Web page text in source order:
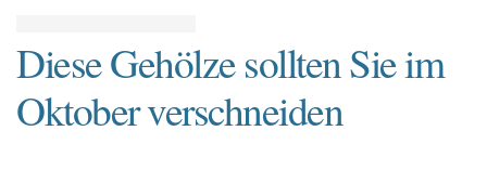
Diese Gehölze sollten Sie im
Oktober verschneiden